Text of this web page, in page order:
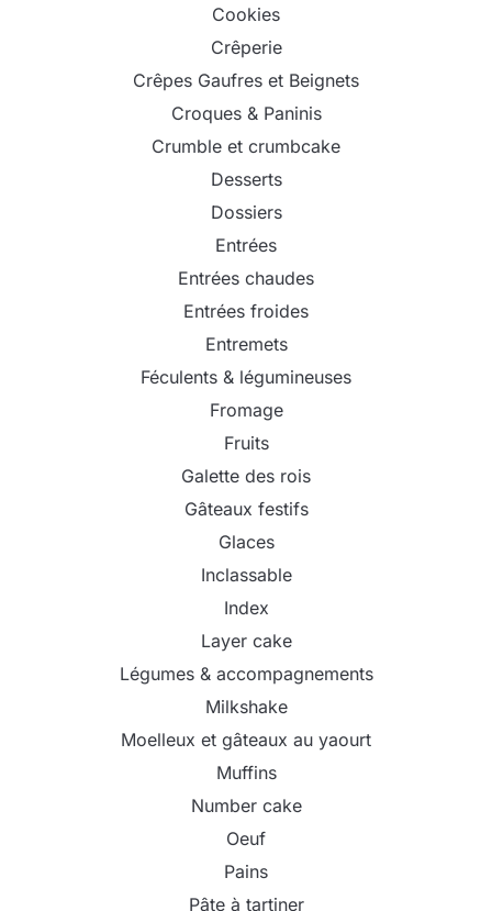
Cookies
Crêperie
Crêpes Gaufres et Beignets
Croques & Paninis
Crumble et crumbcake
Desserts
Dossiers
Entrées
Entrées chaudes
Entrées froides
Entremets
Féculents & légumineuses
Fromage
Fruits
Galette des rois
Gâteaux festifs
Glaces
Inclassable
Index
Layer cake
Légumes & accompagnements
Milkshake
Moelleux et gâteaux au yaourt
Muffins
Number cake
Oeuf
Pains
Pâte à tartiner